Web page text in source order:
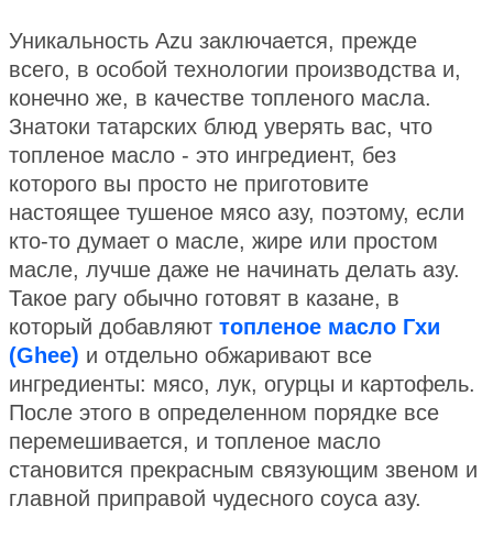
Уникальность Azu заключается, прежде
всего, в особой технологии производства и,
конечно же, в качестве топленого масла.
Знатоки татарских блюд уверять вас, что
топленое масло - это ингредиент, без
которого вы просто не приготовите
настоящее тушеное мясо азу, поэтому, если
кто-то думает о масле, жире или простом
масле, лучше даже не начинать делать азу.
Такое рагу обычно готовят в казане, в
который добавляют топленое масло Гхи
(Ghee) и отдельно обжаривают все
ингредиенты: мясо, лук, огурцы и картофель.
После этого в определенном порядке все
перемешивается, и топленое масло
становится прекрасным связующим звеном и
главной приправой чудесного соуса азу.